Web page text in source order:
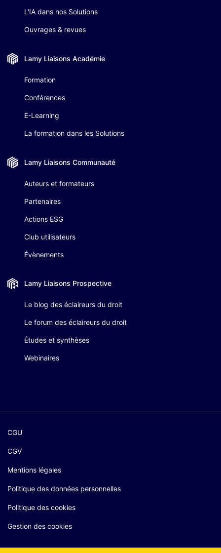
L'IA dans nos Solutions
Ouvrages & revues
Lamy Liaisons Académie
Formation
Conférences
E-Learning
La formation dans les Solutions
Lamy Liaisons Communauté
Auteurs et formateurs
Partenaires
Actions ESG
Club utilisateurs
Évènements
Lamy Liaisons Prospective
Le blog des éclaireurs du droit
Le forum des éclaireurs du droit
Études et synthèses
Webinaires
CGU
CGV
Mentions légales
Politique des données personnelles
Politique des cookies
Gestion des cookies